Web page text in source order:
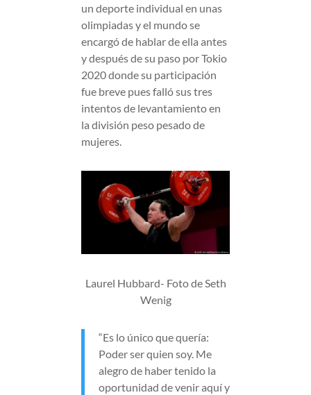
un deporte individual en unas
olimpiadas y el mundo se
encargó de hablar de ella antes
y después de su paso por Tokio
2020 donde su participación
fue breve pues falló sus tres
intentos de levantamiento en
la división peso pesado de
mujeres.
Laurel Hubbard- Foto de Seth
Wenig
“Es lo único que quería:
Poder ser quien soy. Me
alegro de haber tenido la
oportunidad de venir aquí y